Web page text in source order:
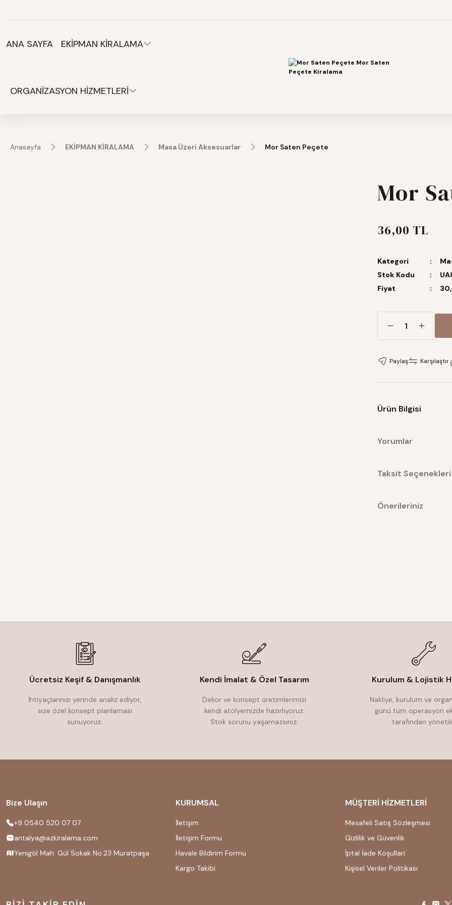
Organizasyonlarınız için tüm ihtiyaçlarınız burada.
ANA SAYFA EKİPMAN KİRALAMA
ORGANİZASYON HİZMETLERİ
Anasayfa EKİPMAN KİRALAMA Masa Üzeri Aksesuarlar Mor Saten Peçete
Mor
36,00 TL
Kategori
Stok Kodu
Fiyat
Paylaş Karşılaştır
Ürün Bilgisi
Yorumlar
Taksit Seçenekleri
Önerileriniz
Ücretsiz Keşif & Danışmanlık
İhtiyaçlarınızı yerinde analiz ediyor,
size özel konsept planlaması
sunuyoruz.
Kendi İmalat & Özel Tasarım
Dekor ve konsept üretimlerimizi
kendi atölyemizde hazırlıyoruz.
Stok sorunu yaşamazsınız.
Kurulum & Lojistik
Nakliye, kurulum ve
günü tüm operasyon
tarafından
Bize Ulaşın
+9 0540 520 07 07
antalya@azkiralama.com
Yenigöl Mah. Gül Sokak No:23 Muratpaşa
KURUMSAL
İletişim
İletişim Formu
Havale Bildirim Formu
Kargo Takibi
MÜŞTERİ HİZMETLERİ
Mesafeli Satış Sözleşmesi
Gizlilik ve Güvenlik
İptal İade Koşullari
Kişisel Veriler Politikası